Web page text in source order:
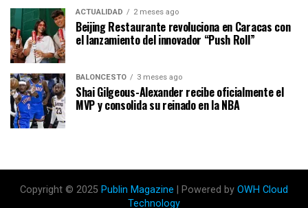
ACTUALIDAD 2 meses ago
Beijing Restaurante revoluciona en Caracas con
el lanzamiento del innovador “Push Roll”
BALONCESTO 3 meses ago
Shai Gilgeous-Alexander recibe oficialmente el
MVP y consolida su reinado en la NBA
Copyright © 2025 Publin Magazine | Powered by OWH Cloud
Technology